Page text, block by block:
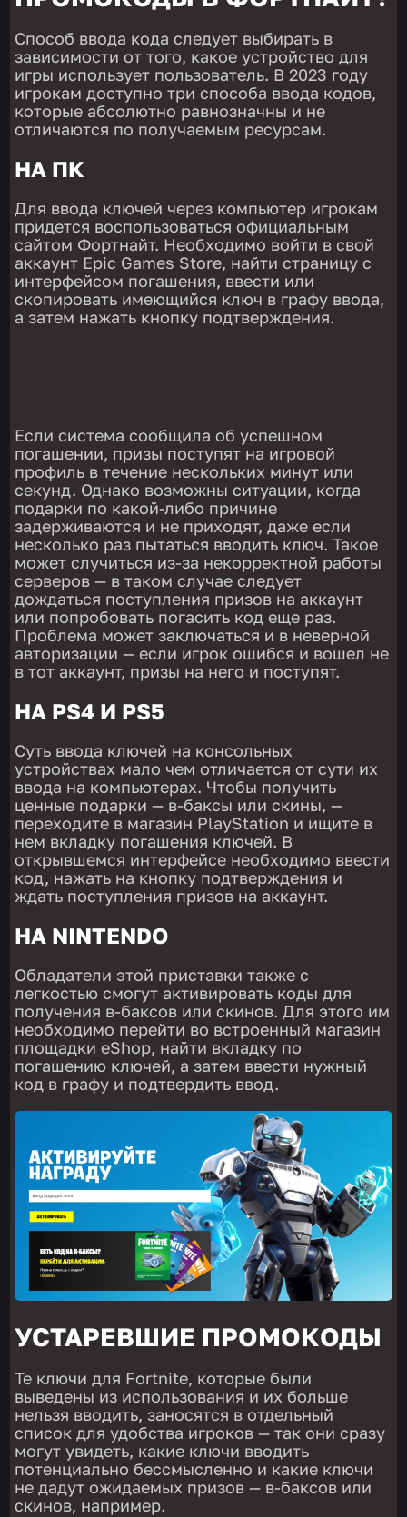
Способ ввода кода следует выбирать в
зависимости от того, какое устройство для
игры использует пользователь. В 2023 году
игрокам доступно три способа ввода кодов,
которые абсолютно равнозначны и не
отличаются по получаемым ресурсам.
НА ПК
Для ввода ключей через компьютер игрокам
придется воспользоваться официальным
сайтом Фортнайт. Необходимо войти в свой
аккаунт Epic Games Store, найти страницу с
интерфейсом погашения, ввести или
скопировать имеющийся ключ в графу ввода,
а затем нажать кнопку подтверждения.
Если система сообщила об успешном
погашении, призы поступят на игровой
профиль в течение нескольких минут или
секунд. Однако возможны ситуации, когда
подарки по какой-либо причине
задерживаются и не приходят, даже если
несколько раз пытаться вводить ключ. Такое
может случиться из-за некорректной работы
серверов — в таком случае следует
дождаться поступления призов на аккаунт
или попробовать погасить код еще раз.
Проблема может заключаться и в неверной
авторизации — если игрок ошибся и вошел не
в тот аккаунт, призы на него и поступят.
НА PS4 И PS5
Суть ввода ключей на консольных
устройствах мало чем отличается от сути их
ввода на компьютерах. Чтобы получить
ценные подарки — в-баксы или скины, —
переходите в магазин PlayStation и ищите в
нем вкладку погашения ключей. В
открывшемся интерфейсе необходимо ввести
код, нажать на кнопку подтверждения и
ждать поступления призов на аккаунт.
НА NINTENDO
Обладатели этой приставки также с
легкостью смогут активировать коды для
получения в-баксов или скинов. Для этого им
необходимо перейти во встроенный магазин
площадки eShop, найти вкладку по
погашению ключей, а затем ввести нужный
код в графу и подтвердить ввод.
УСТАРЕВШИЕ ПРОМОКОДЫ
Те ключи для Fortnite, которые были
выведены из использования и их больше
нельзя вводить, заносятся в отдельный
список для удобства игроков — так они сразу
могут увидеть, какие ключи вводить
потенциально бессмысленно и какие ключи
не дадут ожидаемых призов — в-баксов или
скинов, например.